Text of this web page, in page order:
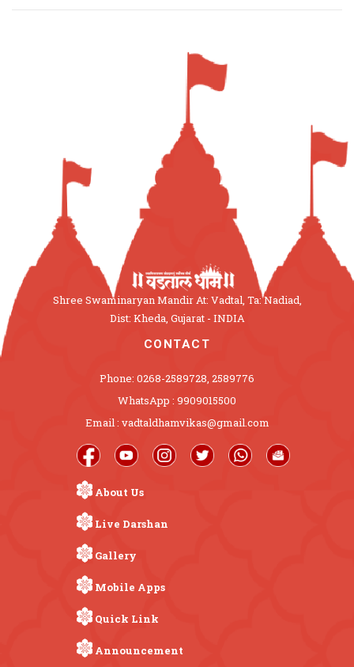
Shree Swaminaryan Mandir At: Vadtal, Ta: Nadiad,
Dist: Kheda, Gujarat - INDIA
CONTACT
Phone: 0268-2589728, 2589776
WhatsApp : 9909015500
Email : vadtaldhamvikas@gmail.com
About Us
Live Darshan
Gallery
Mobile Apps
Quick Link
Announcement